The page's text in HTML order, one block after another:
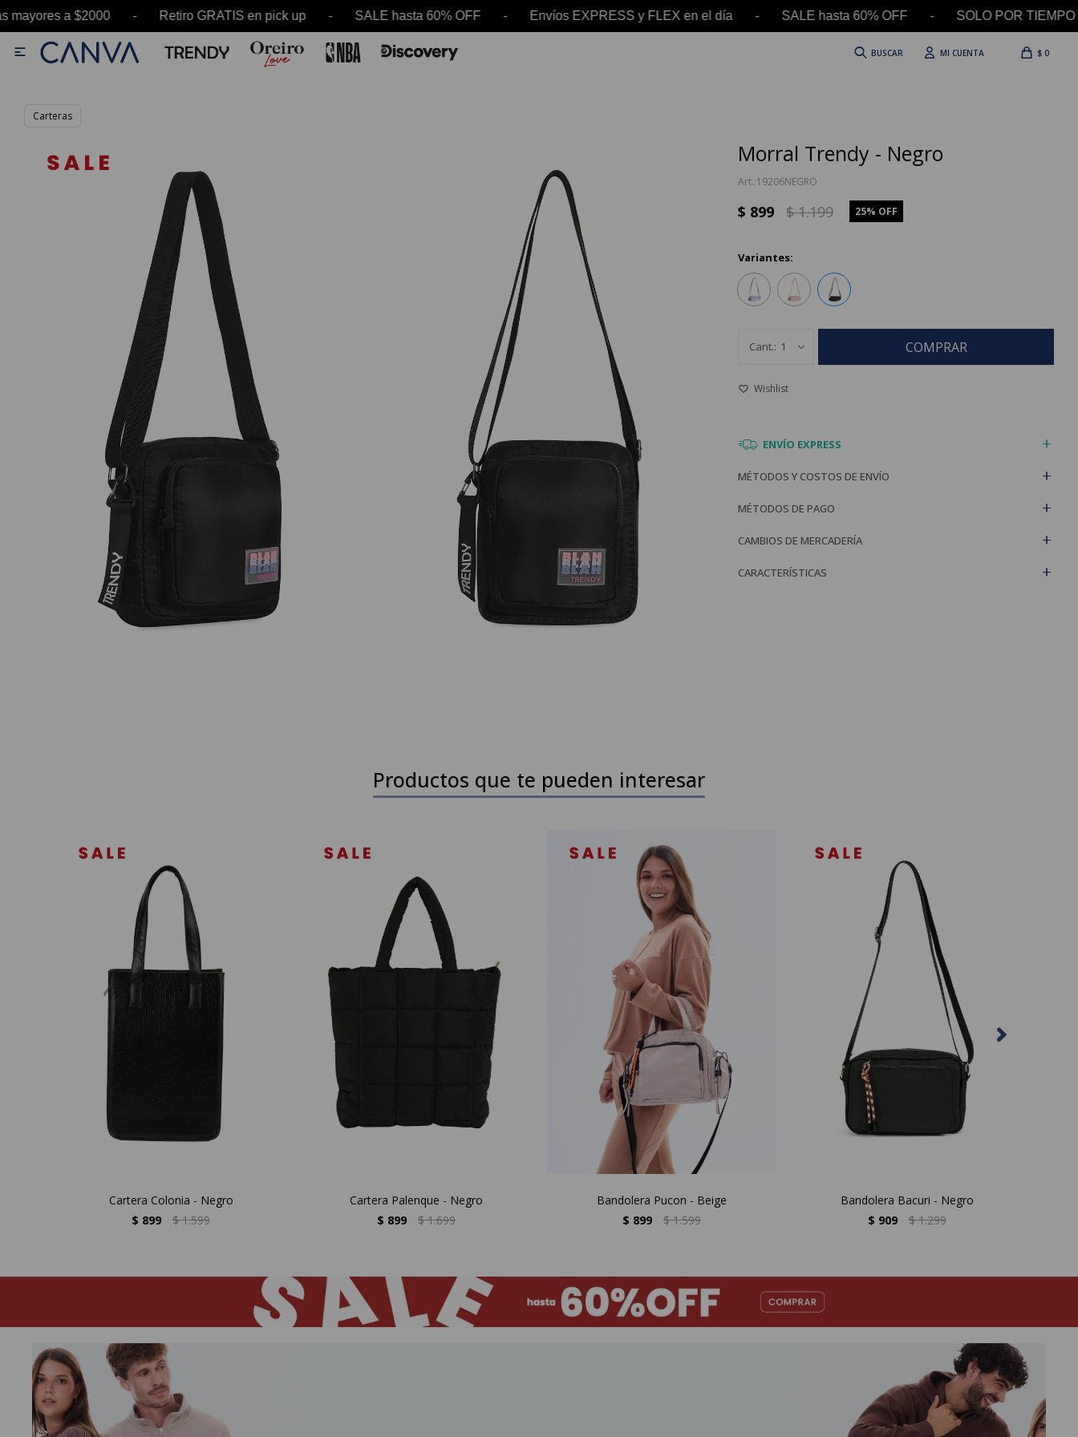
a $2000 - Retiro GRATIS en pick up - SALE hasta 60% OFF - Envíos EXPRESS y FLEX en el día - SALE hasta 60% OFF - SOLO POR TIEMPO
$ 0

Carteras
Morral Trendy - Negro
19206NEGRO
$ 899 $ 1.199 25
Variantes:
1 COMPRAR
ENVÍO EXPRESS
MÉTODOS Y COSTOS DE ENVÍO
MÉTODOS DE PAGO
CAMBIOS DE MERCADERÍA
CARACTERÍSTICAS
Productos que te pueden interesar
Cartera Colonia - Negro
$ 899 $ 1.599
Cartera Palenque - Negro
$ 899 $ 1.699
Bandolera Pucon - Beige
$ 899 $ 1.599
Bandolera Bacuri - Negro
$ 909 $ 1.299